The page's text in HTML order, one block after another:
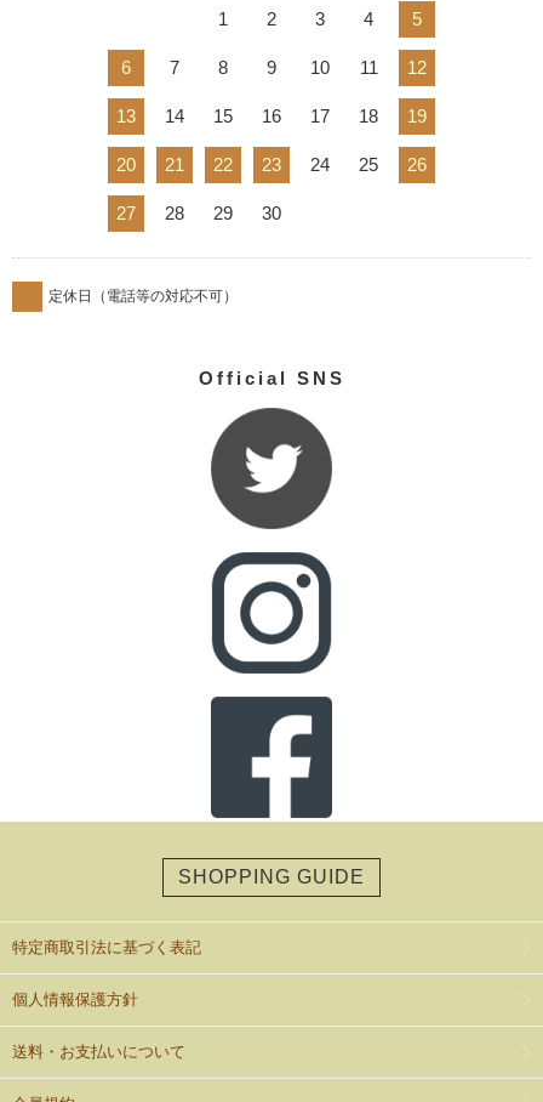
1
2 3 4 5
6 7 8 9 10 11 12
13 14 15 16 17 18 19
20 21 22 23 24 25 26
27 28 29 30
定休日（電話等の対応不可）
Official SNS
SHOPPING GUIDE
特定商取引法に基づく表記
個人情報保護方針
送料・お支払いについて